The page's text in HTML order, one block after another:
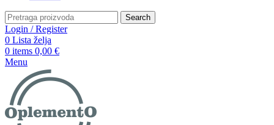
Search
Login / Register
0 Lista želja
0 items 0,00 €
Menu